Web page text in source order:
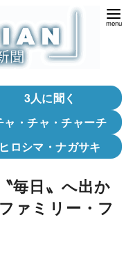
3人に聞く
ャ・チャ・チャーチ
ヒロシマ・ナガサキ
毎日〟へ出か
ァミリー・フ